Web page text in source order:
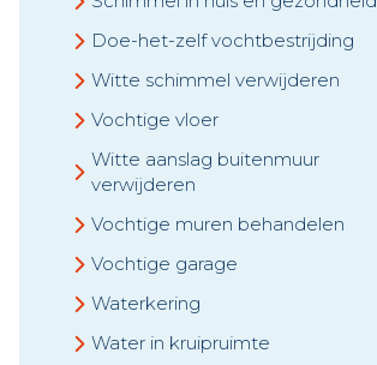
Doe-het-zelf vochtbestrijding
Witte schimmel verwijderen
Vochtige vloer
Witte aanslag buitenmuur
verwijderen
Vochtige muren behandelen
Vochtige garage
Waterkering
Water in kruipruimte